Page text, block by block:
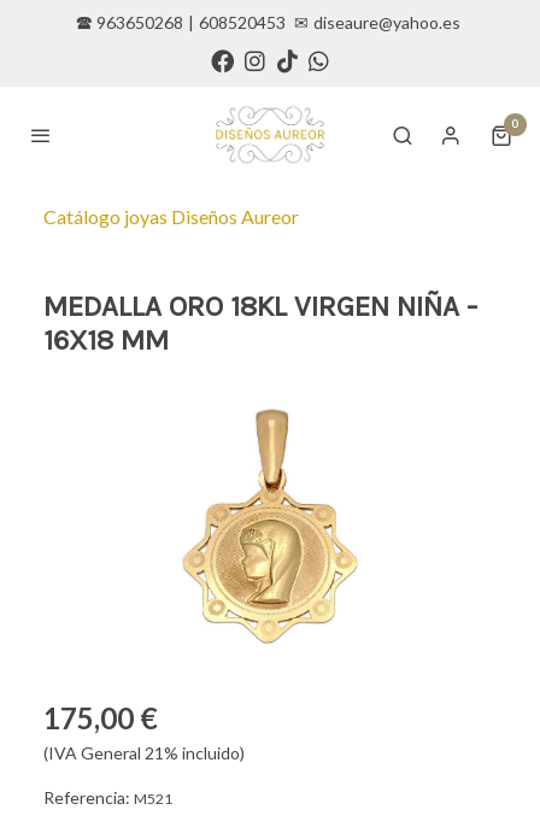
🕿 963650268 | 608520453 ✉ diseaure@yahoo.es
0
Catálogo joyas Diseños Aureor
MEDALLA ORO 18KL VIRGEN NIÑA -
16X18 MM
175,00 €
(IVA General 21% incluido)
Referencia: M521